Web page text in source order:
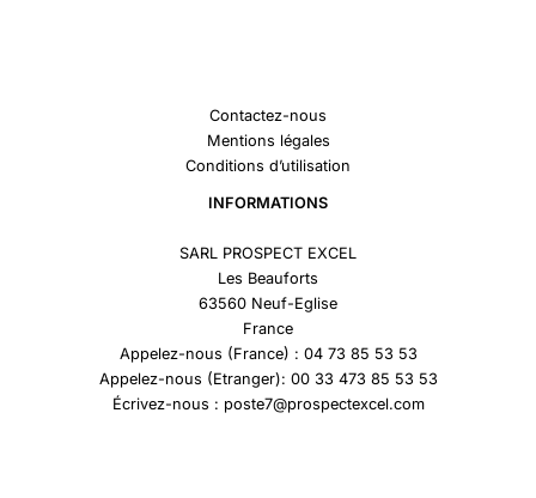
Contactez-nous
Mentions légales
Conditions d’utilisation
INFORMATIONS
SARL PROSPECT EXCEL
Les Beauforts
63560 Neuf-Eglise
France
Appelez-nous (France) : 04 73 85 53 53
Appelez-nous (Etranger): 00 33 473 85 53 53
Écrivez-nous : poste7@prospectexcel.com